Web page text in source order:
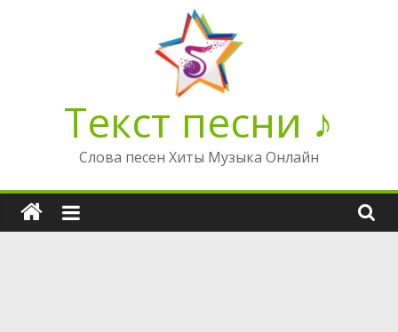
Текст песни ♪
Слова песен Хиты Музыка Онлайн